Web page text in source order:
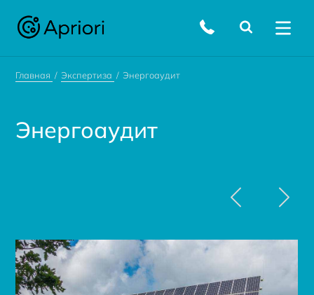
Главная Экспертиза Энергоаудит
Энергоаудит